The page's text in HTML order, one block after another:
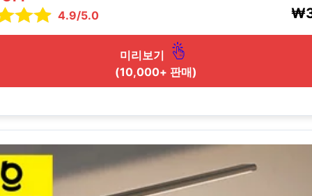
4.9/5.0
미리보기
(10,000+ 판매)